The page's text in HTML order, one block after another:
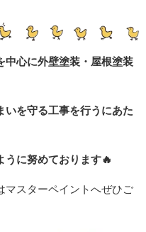
中心に外壁塗装・屋根塗装
いを守る工事を行うにあた
うに努めております🔥
マスターペイントへぜひご